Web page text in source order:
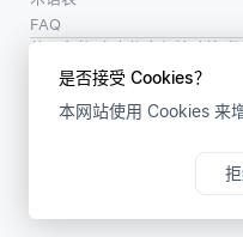
是否接受 Cookies？
本网站使用 Cookies 来
FAQ
使用条款·个人信息保护政策·
LF AI、LF AI & Data、Milvus
Foundation 所有商标
版权所有 ©2026 上海赜睿信息